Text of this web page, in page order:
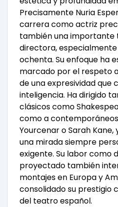
Precisamente Nuria
carrera como actriz
también una
directora,
ochenta. Su enfoque ha
marcado por el respeto
de una expresividad que
inteligencia. Ha dirigido
clásicos como
como a
Yourcenar o Sarah
una mirada siempre
exigente. Su labor como
proyectado también
montajes en Europa y
consolidado su prestigio
del teatro español.